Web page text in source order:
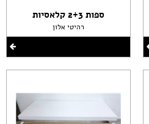
ספות 2+3 קלאסיות
רהיטי אלון